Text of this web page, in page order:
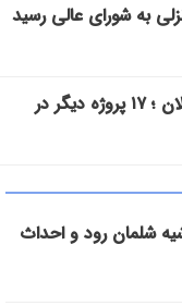
به شورای عالی رسید
اتمام ۴ پروژه نگهداری راه در گیلان ؛ ۱۷ پروژه دیگر در
شلمان رود و احداث